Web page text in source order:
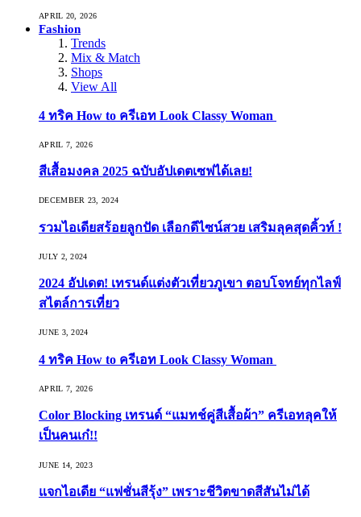
APRIL 20, 2026
Fashion
Trends
Mix & Match
Shops
View All
4 ทริค How to ครีเอท Look Classy Woman
APRIL 7, 2026
สีเสื้อมงคล 2025 ฉบับอัปเดตเซฟได้เลย!
DECEMBER 23, 2024
รวมไอเดียสร้อยลูกปัด เลือกดีไซน์สวย เสริมลุคสุดคิ้วท์ !
JULY 2, 2024
2024 อัปเดต! เทรนด์แต่งตัวเที่ยวภูเขา ตอบโจทย์ทุกไลฟ์
สไตล์การเที่ยว
JUNE 3, 2024
4 ทริค How to ครีเอท Look Classy Woman
APRIL 7, 2026
Color Blocking เทรนด์ “แมทช์คู่สีเสื้อผ้า” ครีเอทลุคให้
เป็นคนเก๋!!
JUNE 14, 2023
แจกไอเดีย “แฟชั่นสีรุ้ง” เพราะชีวิตขาดสีสันไม่ได้